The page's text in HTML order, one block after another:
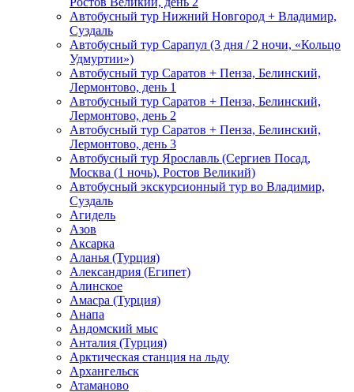
Автобусный тур Нижний Новгород + Владимир,
Суздаль
Автобусный тур Сарапул (3 дня / 2 ночи, «Кольцо
Удмуртии»)
Автобусный тур Саратов + Пенза, Белинский,
Лермонтово, день 1
Автобусный тур Саратов + Пенза, Белинский,
Лермонтово, день 2
Автобусный тур Саратов + Пенза, Белинский,
Лермонтово, день 3
Автобусный тур Ярославль (Сергиев Посад,
Москва (1 ночь), Ростов Великий)
Автобусный экскурсионный тур во Владимир,
Суздаль
Агидель
Азов
Аксарка
Аланья (Турция)
Александрия (Египет)
Алинское
Амасра (Турция)
Анапа
Андомский мыс
Анталия (Турция)
Арктическая станция на льду
Архангельск
Атаманово